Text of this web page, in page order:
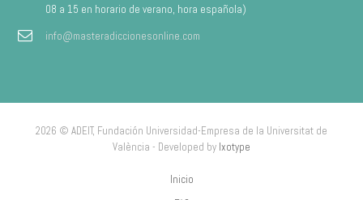
08 a 15 en horario de verano, hora española)
info@masteradiccionesonline.com
2026 © ADEIT, Fundación Universidad-Empresa de la Universitat de
València - Developed by Ixotype
Inicio